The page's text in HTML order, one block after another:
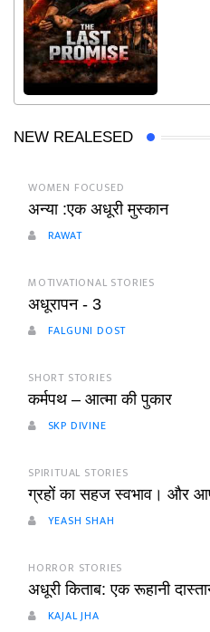
NEW REALESED
WOMEN FOCUSED
अन्या :एक अधूरी मुस्कान
RAWAT
MOTIVATIONAL STORIES
अधूरापन - 3
FALGUNI DOST
SHORT STORIES
कर्मपथ – आत्मा की पुकार
SKP DIVINE
SPIRITUAL STORIES
ग्रहों का सहज स्वभाव। और
YEASH SHAH
HORROR STORIES
अधूरी किताब: एक रूहानी
KAJAL JHA